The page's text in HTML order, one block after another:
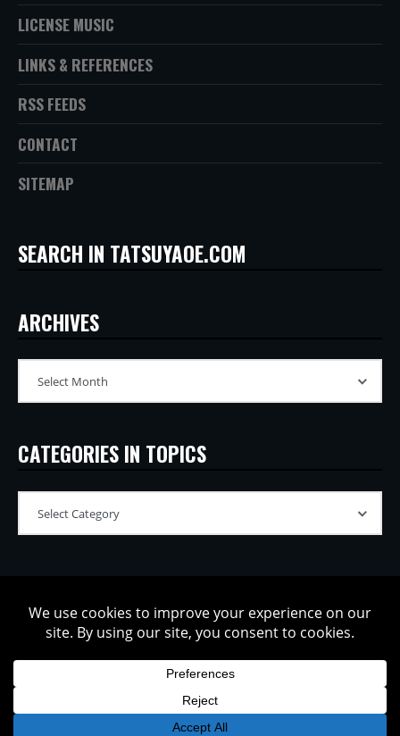
LICENSE MUSIC
LINKS & REFERENCES
RSS FEEDS
CONTACT
SITEMAP
SEARCH IN TATSUYAOE.COM
ARCHIVES
CATEGORIES IN TOPICS
Copyright © 2002-2026 Tatsuya Oe / Model Electronic. All rights
reserved.